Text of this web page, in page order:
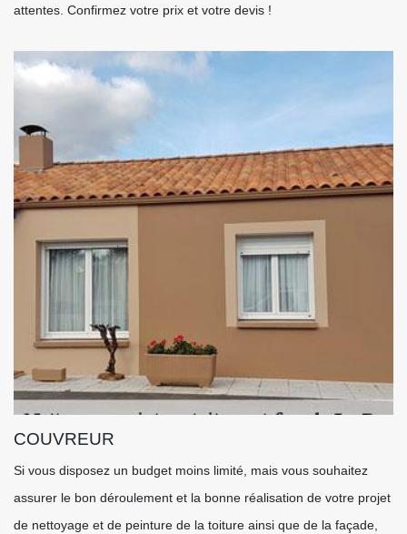
attentes. Confirmez votre prix et votre devis !
COUVREUR
Si vous disposez un budget moins limité, mais vous souhaitez
assurer le bon déroulement et la bonne réalisation de votre projet
de nettoyage et de peinture de la toiture ainsi que de la façade,